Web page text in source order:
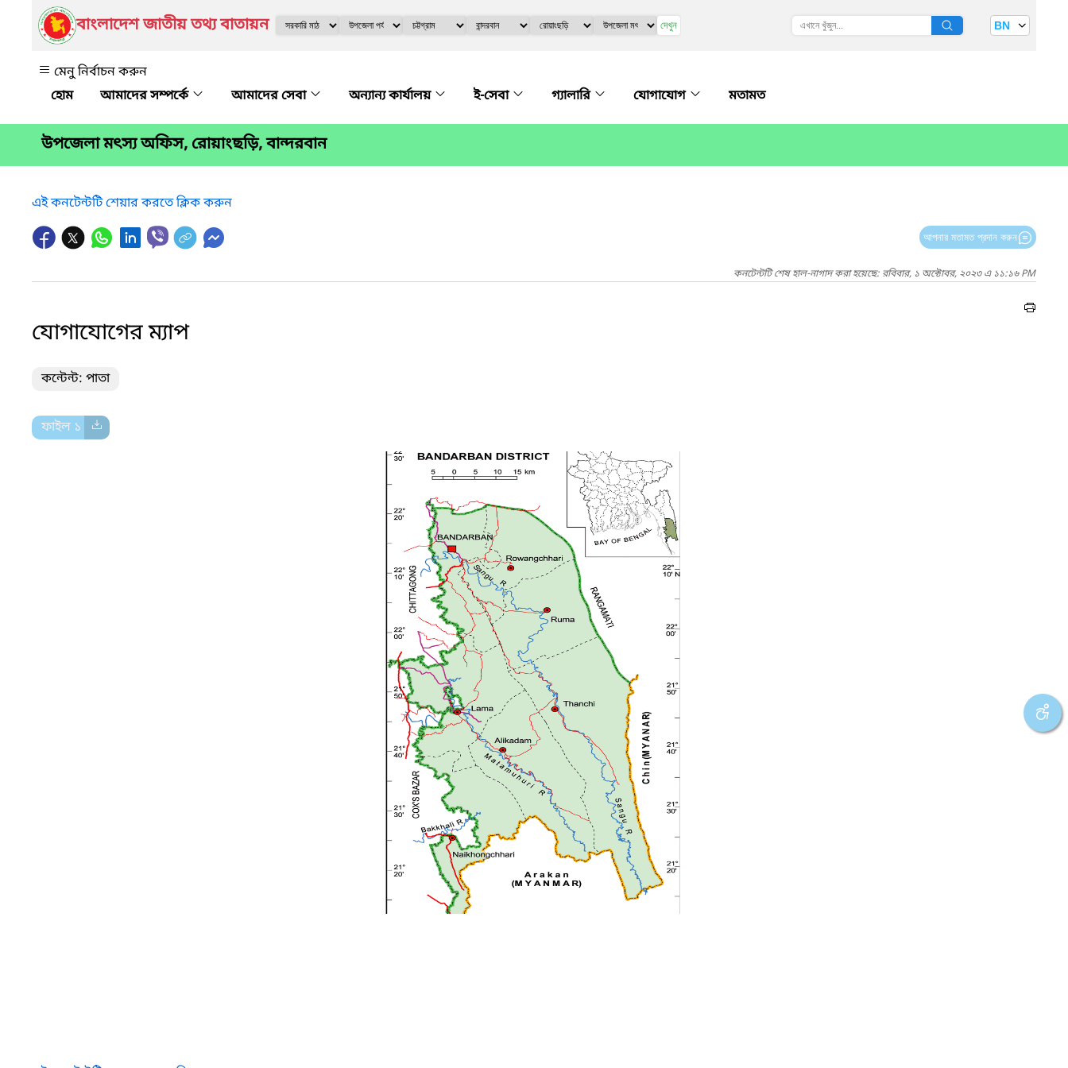
বাংলাদেশ জাতীয় তথ্য বাতায়ন দেখুন BN
মেনু নির্বাচন করুন
আমাদের সম্পর্কে
আমাদের সেবা অন্যান্য কার্যালয় ই-সেবা গ্যালারি যোগাযোগ মতামত
উপজেলা মৎস্য অফিস, রোয়াংছড়ি, বান্দরবান
এই কনটেন্টটি শেয়ার করতে ক্লিক করুন
আপনার মতামত প্রদান করুন
কনটেন্টটি শেষ হাল-নাগাদ করা হয়েছে: রবিবার, ১ অক্টোবর, ২০২৩ এ ১১:১৬ PM
যোগাযোগের ম্যাপ
কন্টেন্ট: পাতা
ফাইল ১